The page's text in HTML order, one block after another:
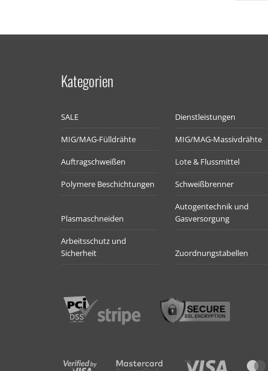
Kategorien
SALE Dienstleistungen
MIG/MAG-Fülldrähte MIG/MAG-Massivdrähte
Auftragschweißen Lote & Flussmittel
Polymere Beschichtungen Schweißbrenner
Plasmaschneiden
Autogentechnik und
Gasversorgung
Arbeitsschutz und
Sicherheit
Zuordnungstabellen